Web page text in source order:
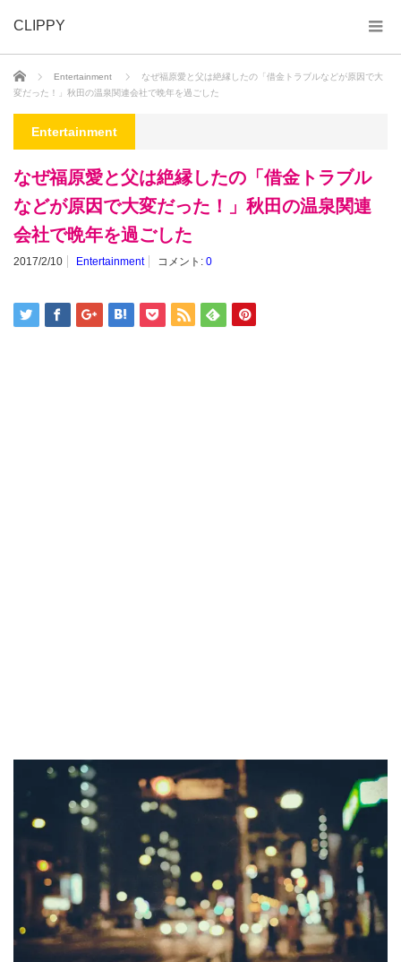
CLIPPY
ホーム Entertainment
なぜ福原愛と父は絶縁したの「借金トラブルなどが原因で大
変だった！」秋田の温泉関連会社で晩年を過ごした
Entertainment
なぜ福原愛と父は絶縁したの「借金トラブル
などが原因で大変だった！」秋田の温泉関連
会社で晩年を過ごした
2017/2/10 Entertainment コメント: 0